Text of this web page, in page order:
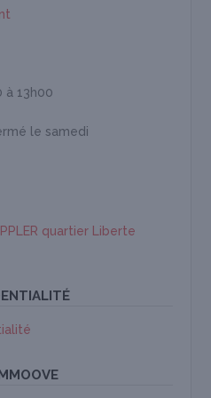
à 13h00
le samedi
quartier Liberte